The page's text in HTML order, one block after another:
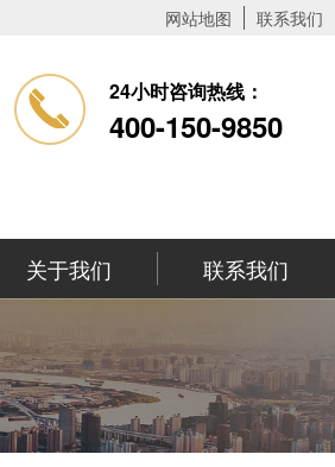
网站地图 联系我们
24小时咨询热线：
400-150-9850
关于我们 联系我们